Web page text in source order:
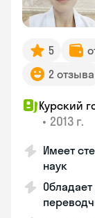
5
2 отзыва
Курский
• 2013 г.
Имеет
наук